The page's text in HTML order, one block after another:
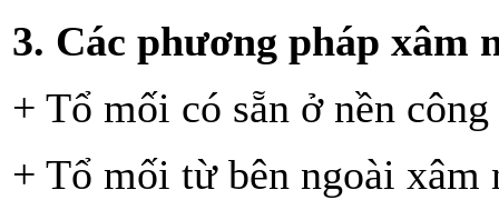
3. Các phương pháp xâm
+ Tổ mối có sẵn ở nền
+ Tổ mối từ bên ngoài xâm